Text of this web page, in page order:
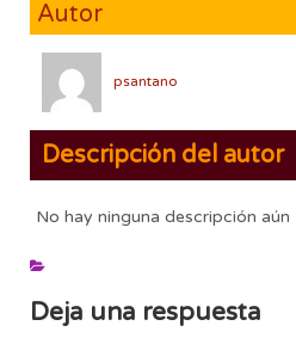
Autor
psantano
Descripción del autor
No hay ninguna descripción aún
Deja una respuesta